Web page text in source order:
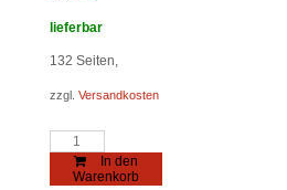
lieferbar
132 Seiten,
zzgl. Versandkosten
MONTFORT
1/2023
Menge
In den
Warenkorb